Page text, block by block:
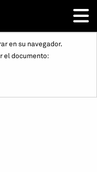
en su navegador.
el documento: